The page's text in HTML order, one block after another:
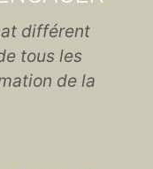
différent
tous les
de la